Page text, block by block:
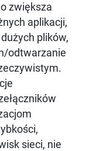
zwiększa
aplikacji,
plików,
odtwarzanie
sieci, nie